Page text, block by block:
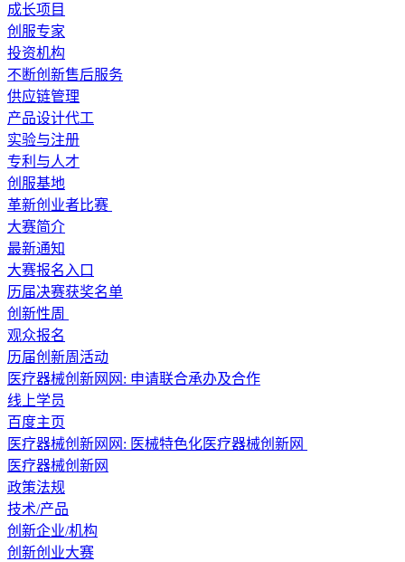
成长项目
创服专家
投资机构
不断创新售后服务
供应链管理
产品设计代工
实验与注册
专利与人才
创服基地
革新创业者比赛
大赛简介
最新通知
大赛报名入口
历届决赛获奖名单
创新性周
观众报名
历届创新周活动
医疗器械创新网网: 申请联合承办及合作
线上学员
百度主页
医疗器械创新网网: 医械特色化医疗器械创新网
医疗器械创新网
政策法规
技术/产品
创新企业/机构
创新创业大赛